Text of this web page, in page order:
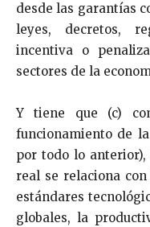
desde las garantías
leyes, decretos,
incentiva o
sectores de la
Y tiene que (c)
funcionamiento de la
por todo lo
real se relaciona
estándares
globales, la